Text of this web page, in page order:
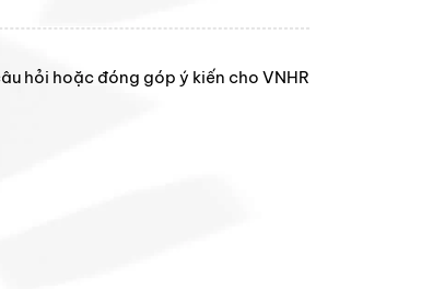
hỏi hoặc đóng góp ý kiến cho VNHR